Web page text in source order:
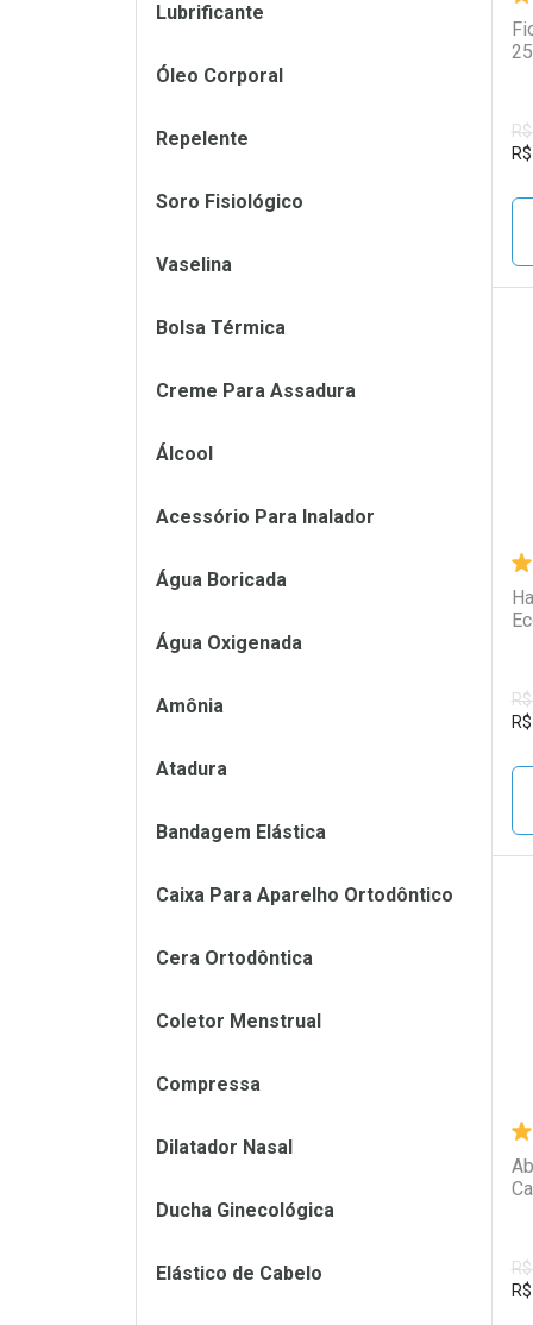
R$
R$
R$
Lubrificante
Óleo Corporal
Repelente
Soro Fisiológico
Vaselina
Bolsa Térmica
Creme Para Assadura
Álcool
Acessório Para Inalador
Água Boricada
Água Oxigenada
Amônia
Atadura
Bandagem Elástica
Caixa Para Aparelho Ortodôntico
Cera Ortodôntica
Coletor Menstrual
Compressa
Dilatador Nasal
Ducha Ginecológica
Elástico de Cabelo